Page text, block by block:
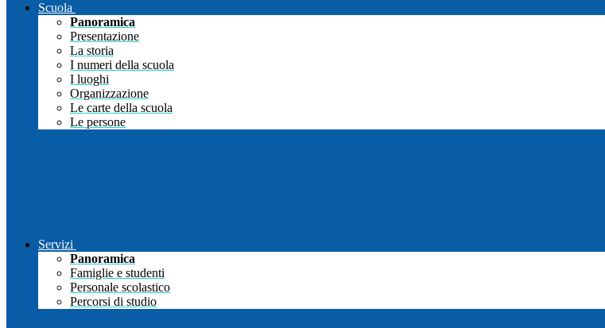
Scuola
Panoramica
Presentazione
La storia
I numeri della scuola
I luoghi
Organizzazione
Le carte della scuola
Le persone
Servizi
Panoramica
Famiglie e studenti
Personale scolastico
Percorsi di studio